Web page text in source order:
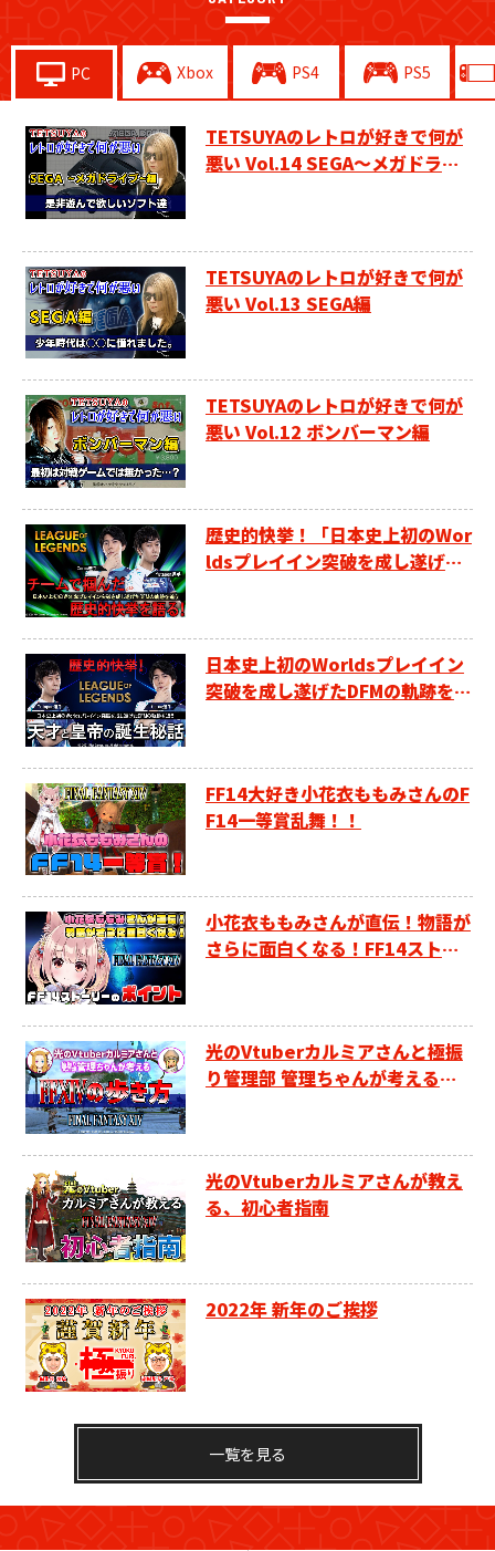
PC Xbox PS4 PS5
TETSUYAのレトロが好きで何が
悪い Vol.14 SEGA～メガドライ
TETSUYAのレトロが好きで何が
悪い Vol.13 SEGA編
TETSUYAのレトロが好きで何が
悪い Vol.12 ボンバーマン編
歴史的快挙！「日本史上初のWor
ldsプレイイン突破を成し遂げた
日本史上初のWorldsプレイイン
突破を成し遂げたDFMの軌跡を追
FF14大好き小花衣ももみさんのF
F14一等賞乱舞！！
小花衣ももみさんが直伝！物語が
さらに面白くなる！FF14ストー
光のVtuberカルミアさんと極振
り管理部 管理ちゃんが考える、F
光のVtuberカルミアさんが教え
る、初心者指南
2022年 新年のご挨拶
一覧を見る